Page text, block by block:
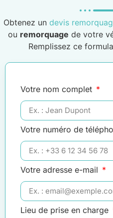
Obtenez un devis
ou remorquage de votre
Remplissez ce
Votre nom complet
Votre numéro de
Votre adresse e-mail
Lieu de prise en charge